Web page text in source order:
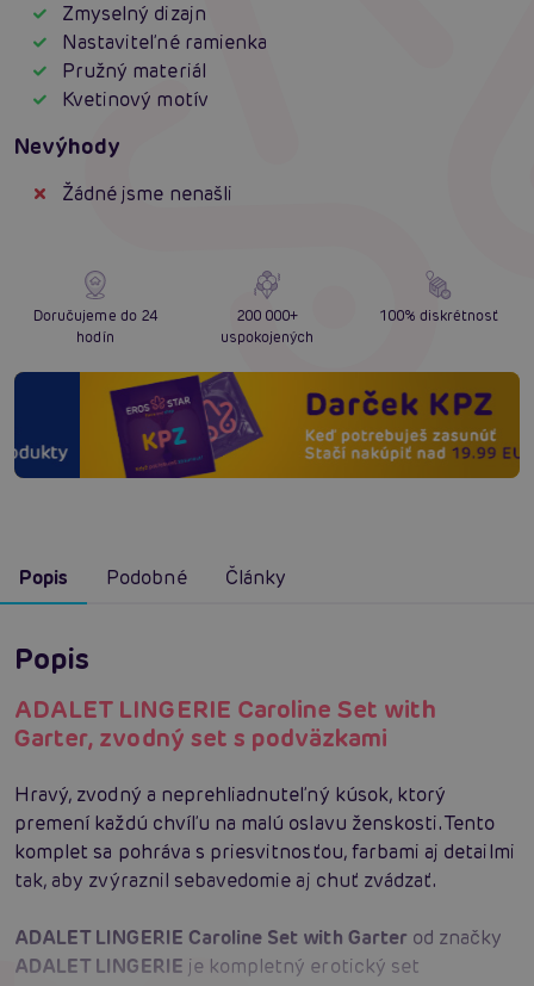
Zmyselný dizajn
Nastaviteľné ramienka
Pružný materiál
Kvetinový motív
Nevýhody
Žádné jsme nenašli
Doručujeme do 24
hodín
200 000+
uspokojených
100% diskrétnosť
Popis Podobné Články
Popis
ADALET LINGERIE Caroline Set with
Garter, zvodný set s podväzkami
Hravý, zvodný a neprehliadnuteľný kúsok, ktorý
premení každú chvíľu na malú oslavu ženskosti. Tento
komplet sa pohráva s priesvitnosťou, farbami aj detailmi
tak, aby zvýraznil sebavedomie aj chuť zvádzať.
ADALET LINGERIE Caroline Set with Garterod značky
ADALET LINGERIE je kompletný erotický set